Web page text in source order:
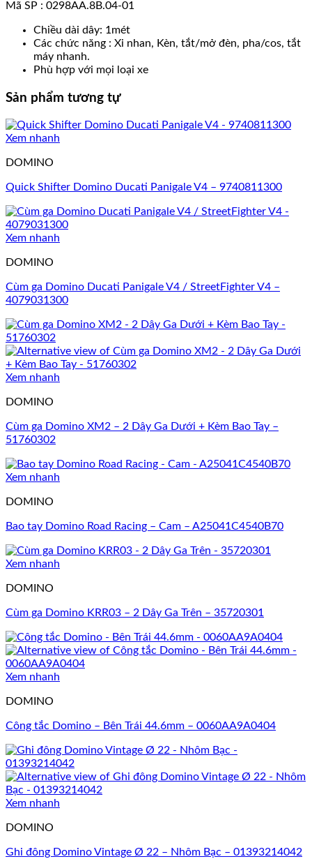
Mã SP : 0298AA.8B.04-01
Chiều dài dây: 1mét
Các chức năng : Xi nhan, Kèn, tắt/mở đèn, pha/cos, tắt
máy nhanh.
Phù hợp với mọi loại xe
Sản phẩm tương tự
Xem nhanh
DOMINO
Quick Shifter Domino Ducati Panigale V4 – 9740811300
Xem nhanh
DOMINO
Cùm ga Domino Ducati Panigale V4 / StreetFighter V4 –
4079031300
Xem nhanh
DOMINO
Cùm ga Domino XM2 – 2 Dây Ga Dưới + Kèm Bao Tay –
51760302
Xem nhanh
DOMINO
Bao tay Domino Road Racing – Cam – A25041C4540B70
Xem nhanh
DOMINO
Cùm ga Domino KRR03 – 2 Dây Ga Trên – 35720301
Xem nhanh
DOMINO
Công tắc Domino – Bên Trái 44.6mm – 0060AA9A0404
Xem nhanh
DOMINO
Ghi đông Domino Vintage Ø 22 – Nhôm Bạc – 01393214042